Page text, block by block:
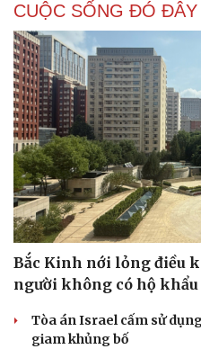
CUỘC SỐNG ĐÓ ĐÂY
Bắc Kinh nới lỏng điều
người không có hộ khẩu
Tòa án Israel cấm sử
giam khủng bố